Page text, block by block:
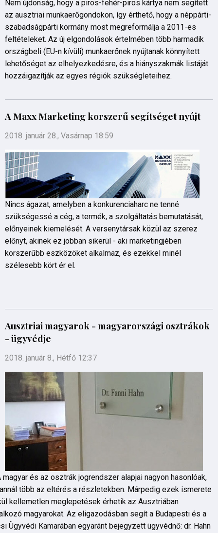
Nem újdonság, hogy a piros-fehér-piros kártya nem segített
az ausztriai munkaerőgondokon, így érthető, hogy a néppárti-
szabadságpárti kormány most megreformálja a 2011-es
feltételeket. Az új elgondolások értelmében több harmadik
országbeli (EU-n kívüli) munkaerőnek nyújtanak könnyített
lehetőséget az elhelyezkedésre, és a hiányszakmák listáját
hozzáigazítják az egyes régiók szükségleteihez.
A Maxx Marketing korszerű segítséget nyújt
2018. január 28., Vasárnap 18:59
Nincs ágazat, amelyben a konkurenciaharc ne tenné
szükségessé a cég, a termék, a szolgáltatás bemutatását,
előnyeinek kiemelését. A versenytársak közül az szerez
előnyt, akinek ez jobban sikerül - aki marketingjében
korszerűbb eszközöket alkalmaz, és ezekkel minél
szélesebb kört ér el.
Ausztriai magyarok - magyarországi osztrákok
- ügyvédje
2018. január 8., Hétfő 12:37
magyar és az osztrák jogrendszer alapjai nagyon hasonlóak,
több az eltérés a részletekben. Márpedig ezek ismerete
kellemetlen meglepetések érhetik az Ausztriában
magyarokat. Az eligazodásban segít a Budapesti és a
Ügyvédi Kamarában egyaránt bejegyzett ügyvédnő: dr. Hahn